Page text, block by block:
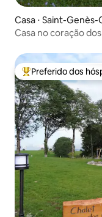
Casa ⋅ Saint-
Casa no coração
Entre os melhores
Preferido dos